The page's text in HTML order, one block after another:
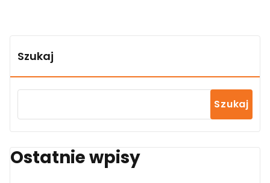
Szukaj
Szukaj
Ostatnie wpisy